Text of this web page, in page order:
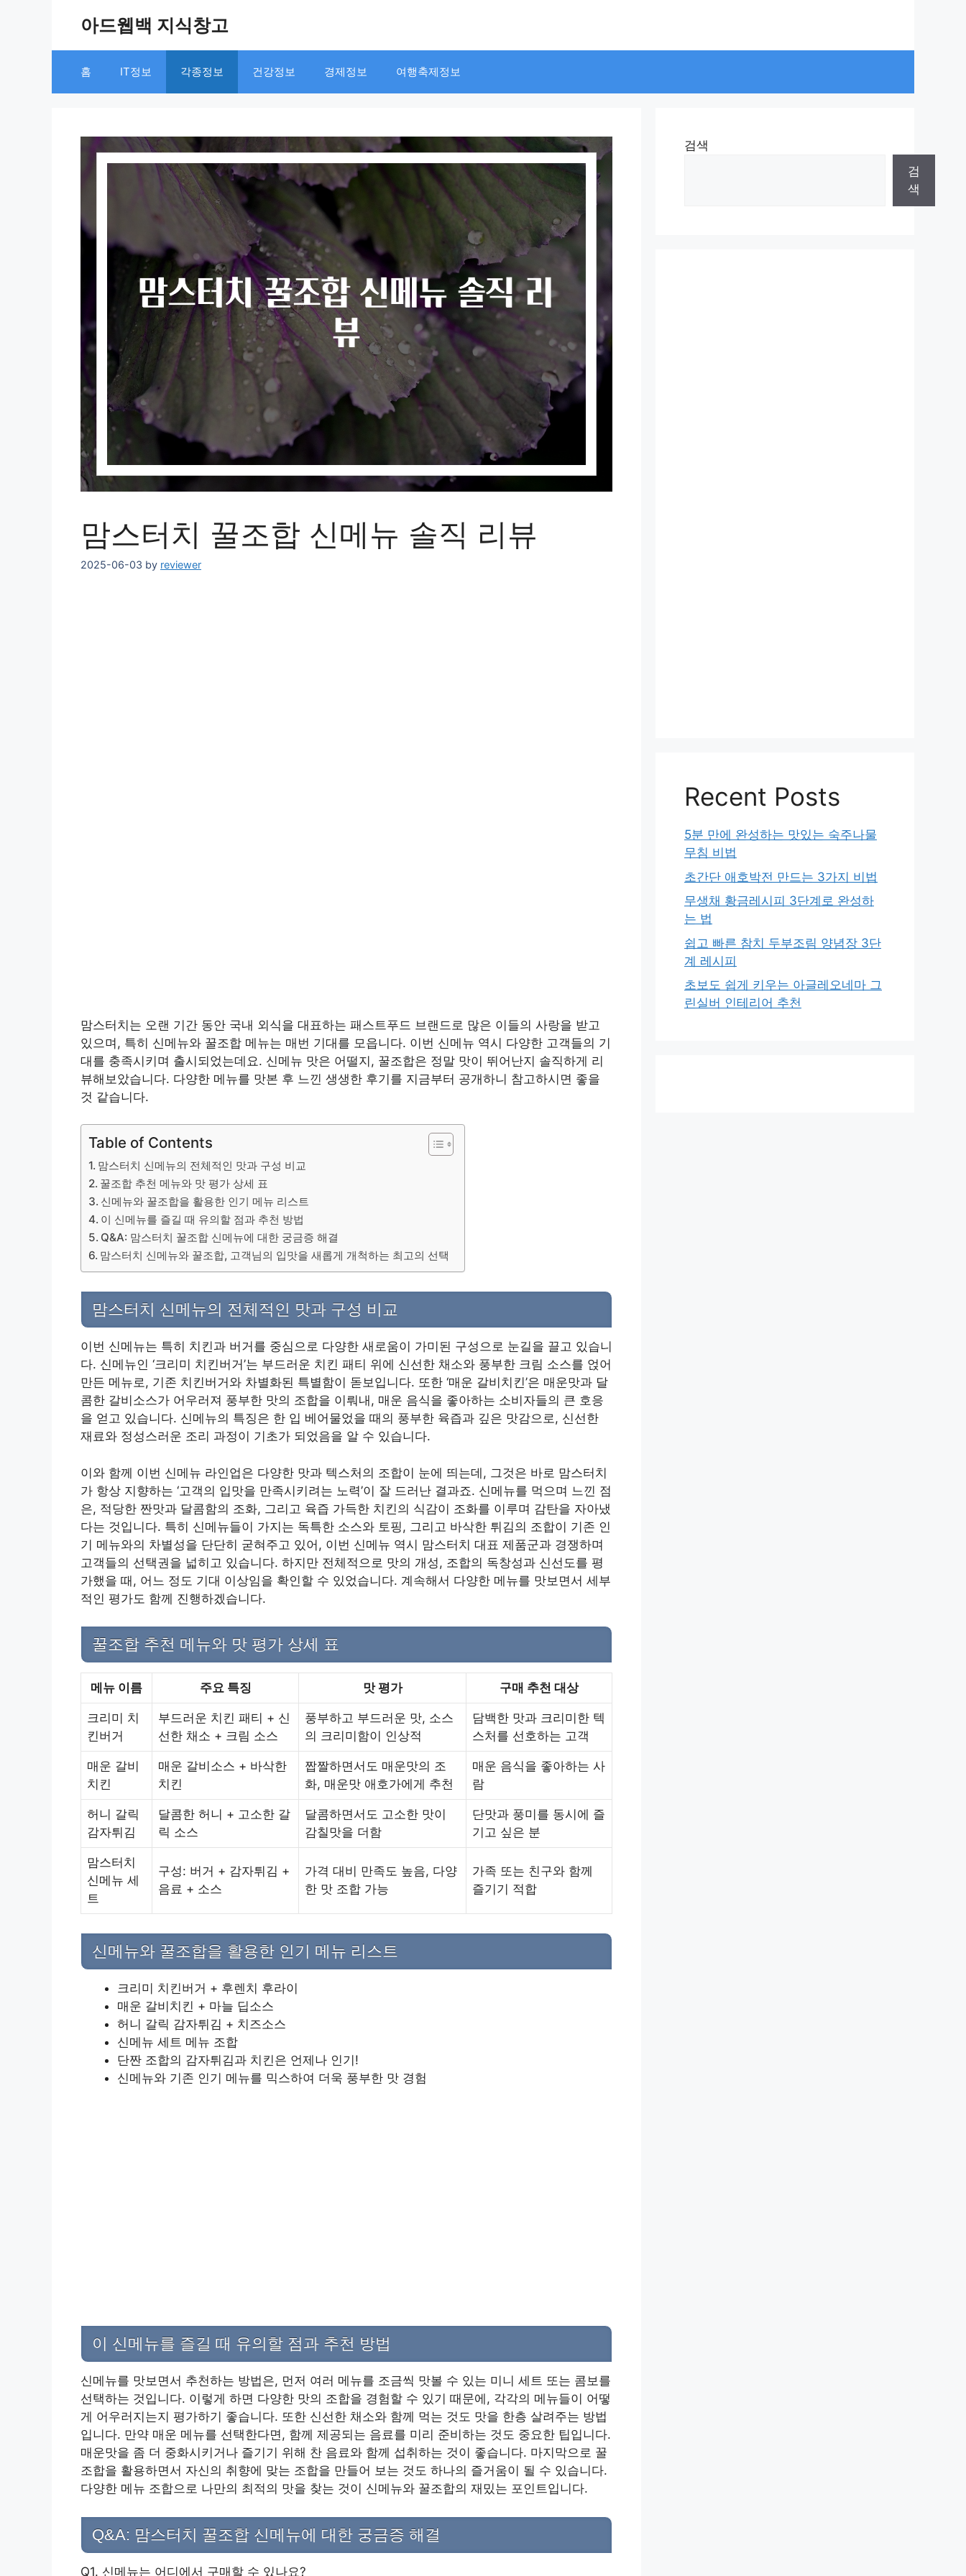
아드웹백 지식창고
홈 IT정보 각종정보 건강정보 경제정보 여행축제정보
맘스터치 꿀조합 신메뉴 솔직 리뷰
2025-06-03 by reviewer
맘스터치는 오랜 기간 동안 국내 외식을 대표하는 패스트푸드 브랜드로 많은 이들의 사랑을 받고
있으며, 특히 신메뉴와 꿀조합 메뉴는 매번 기대를 모읍니다. 이번 신메뉴 역시 다양한 고객들의 기
대를 충족시키며 출시되었는데요. 신메뉴 맛은 어떨지, 꿀조합은 정말 맛이 뛰어난지 솔직하게 리
뷰해보았습니다. 다양한 메뉴를 맛본 후 느낀 생생한 후기를 지금부터 공개하니 참고하시면 좋을
것 같습니다.
Table of Contents
맘스터치 신메뉴의 전체적인 맛과 구성 비교
꿀조합 추천 메뉴와 맛 평가 상세 표
신메뉴와 꿀조합을 활용한 인기 메뉴 리스트
이 신메뉴를 즐길 때 유의할 점과 추천 방법
Q&A: 맘스터치 꿀조합 신메뉴에 대한 궁금증 해결
맘스터치 신메뉴와 꿀조합, 고객님의 입맛을 새롭게 개척하는 최고의 선택
맘스터치 신메뉴의 전체적인 맛과 구성 비교
이번 신메뉴는 특히 치킨과 버거를 중심으로 다양한 새로움이 가미된 구성으로 눈길을 끌고 있습니
다. 신메뉴인 ‘크리미 치킨버거’는 부드러운 치킨 패티 위에 신선한 채소와 풍부한 크림 소스를 얹어
만든 메뉴로, 기존 치킨버거와 차별화된 특별함이 돋보입니다. 또한 ‘매운 갈비치킨’은 매운맛과 달
콤한 갈비소스가 어우러져 풍부한 맛의 조합을 이뤄내, 매운 음식을 좋아하는 소비자들의 큰 호응
을 얻고 있습니다. 신메뉴의 특징은 한 입 베어물었을 때의 풍부한 육즙과 깊은 맛감으로, 신선한
재료와 정성스러운 조리 과정이 기초가 되었음을 알 수 있습니다.
이와 함께 이번 신메뉴 라인업은 다양한 맛과 텍스처의 조합이 눈에 띄는데, 그것은 바로 맘스터치
가 항상 지향하는 ‘고객의 입맛을 만족시키려는 노력’이 잘 드러난 결과죠. 신메뉴를 먹으며 느낀 점
은, 적당한 짠맛과 달콤함의 조화, 그리고 육즙 가득한 치킨의 식감이 조화를 이루며 감탄을 자아냈
다는 것입니다. 특히 신메뉴들이 가지는 독특한 소스와 토핑, 그리고 바삭한 튀김의 조합이 기존 인
기 메뉴와의 차별성을 단단히 굳혀주고 있어, 이번 신메뉴 역시 맘스터치 대표 제품군과 경쟁하며
고객들의 선택권을 넓히고 있습니다. 하지만 전체적으로 맛의 개성, 조합의 독창성과 신선도를 평
가했을 때, 어느 정도 기대 이상임을 확인할 수 있었습니다. 계속해서 다양한 메뉴를 맛보면서 세부
적인 평가도 함께 진행하겠습니다.
꿀조합 추천 메뉴와 맛 평가 상세 표
메뉴 이름 주요 특징 맛 평가 구매 추천 대상
크리미 치
킨버거
부드러운 치킨 패티 + 신
선한 채소 + 크림 소스
풍부하고 부드러운 맛, 소스
의 크리미함이 인상적
담백한 맛과 크리미한 텍
스처를 선호하는 고객
매운 갈비
치킨
매운 갈비소스 + 바삭한
치킨
짭짤하면서도 매운맛의 조
화, 매운맛 애호가에게 추천
매운 음식을 좋아하는 사
람
허니 갈릭
감자튀김
달콤한 허니 + 고소한 갈
릭 소스
달콤하면서도 고소한 맛이
감칠맛을 더함
단맛과 풍미를 동시에 즐
기고 싶은 분
맘스터치
신메뉴 세
트
구성: 버거 + 감자튀김 +
음료 + 소스
가격 대비 만족도 높음, 다양
한 맛 조합 가능
가족 또는 친구와 함께
즐기기 적합
신메뉴와 꿀조합을 활용한 인기 메뉴 리스트
크리미 치킨버거 + 후렌치 후라이
매운 갈비치킨 + 마늘 딥소스
허니 갈릭 감자튀김 + 치즈소스
신메뉴 세트 메뉴 조합
단짠 조합의 감자튀김과 치킨은 언제나 인기!
신메뉴와 기존 인기 메뉴를 믹스하여 더욱 풍부한 맛 경험
이 신메뉴를 즐길 때 유의할 점과 추천 방법
신메뉴를 맛보면서 추천하는 방법은, 먼저 여러 메뉴를 조금씩 맛볼 수 있는 미니 세트 또는 콤보를
선택하는 것입니다. 이렇게 하면 다양한 맛의 조합을 경험할 수 있기 때문에, 각각의 메뉴들이 어떻
게 어우러지는지 평가하기 좋습니다. 또한 신선한 채소와 함께 먹는 것도 맛을 한층 살려주는 방법
입니다. 만약 매운 메뉴를 선택한다면, 함께 제공되는 음료를 미리 준비하는 것도 중요한 팁입니다.
매운맛을 좀 더 중화시키거나 즐기기 위해 찬 음료와 함께 섭취하는 것이 좋습니다. 마지막으로 꿀
조합을 활용하면서 자신의 취향에 맞는 조합을 만들어 보는 것도 하나의 즐거움이 될 수 있습니다.
다양한 메뉴 조합으로 나만의 최적의 맛을 찾는 것이 신메뉴와 꿀조합의 재밌는 포인트입니다.
Q&A: 맘스터치 꿀조합 신메뉴에 대한 궁금증 해결
Q1. 신메뉴는 어디에서 구매할 수 있나요?
검색
검
색
Recent Posts
5분 만에 완성하는 맛있는 숙주나물
무침 비법
초간단 애호박전 만드는 3가지 비법
무생채 황금레시피 3단계로 완성하
는 법
쉽고 빠른 참치 두부조림 양념장 3단
계 레시피
초보도 쉽게 키우는 아글레오네마 그
린실버 인테리어 추천